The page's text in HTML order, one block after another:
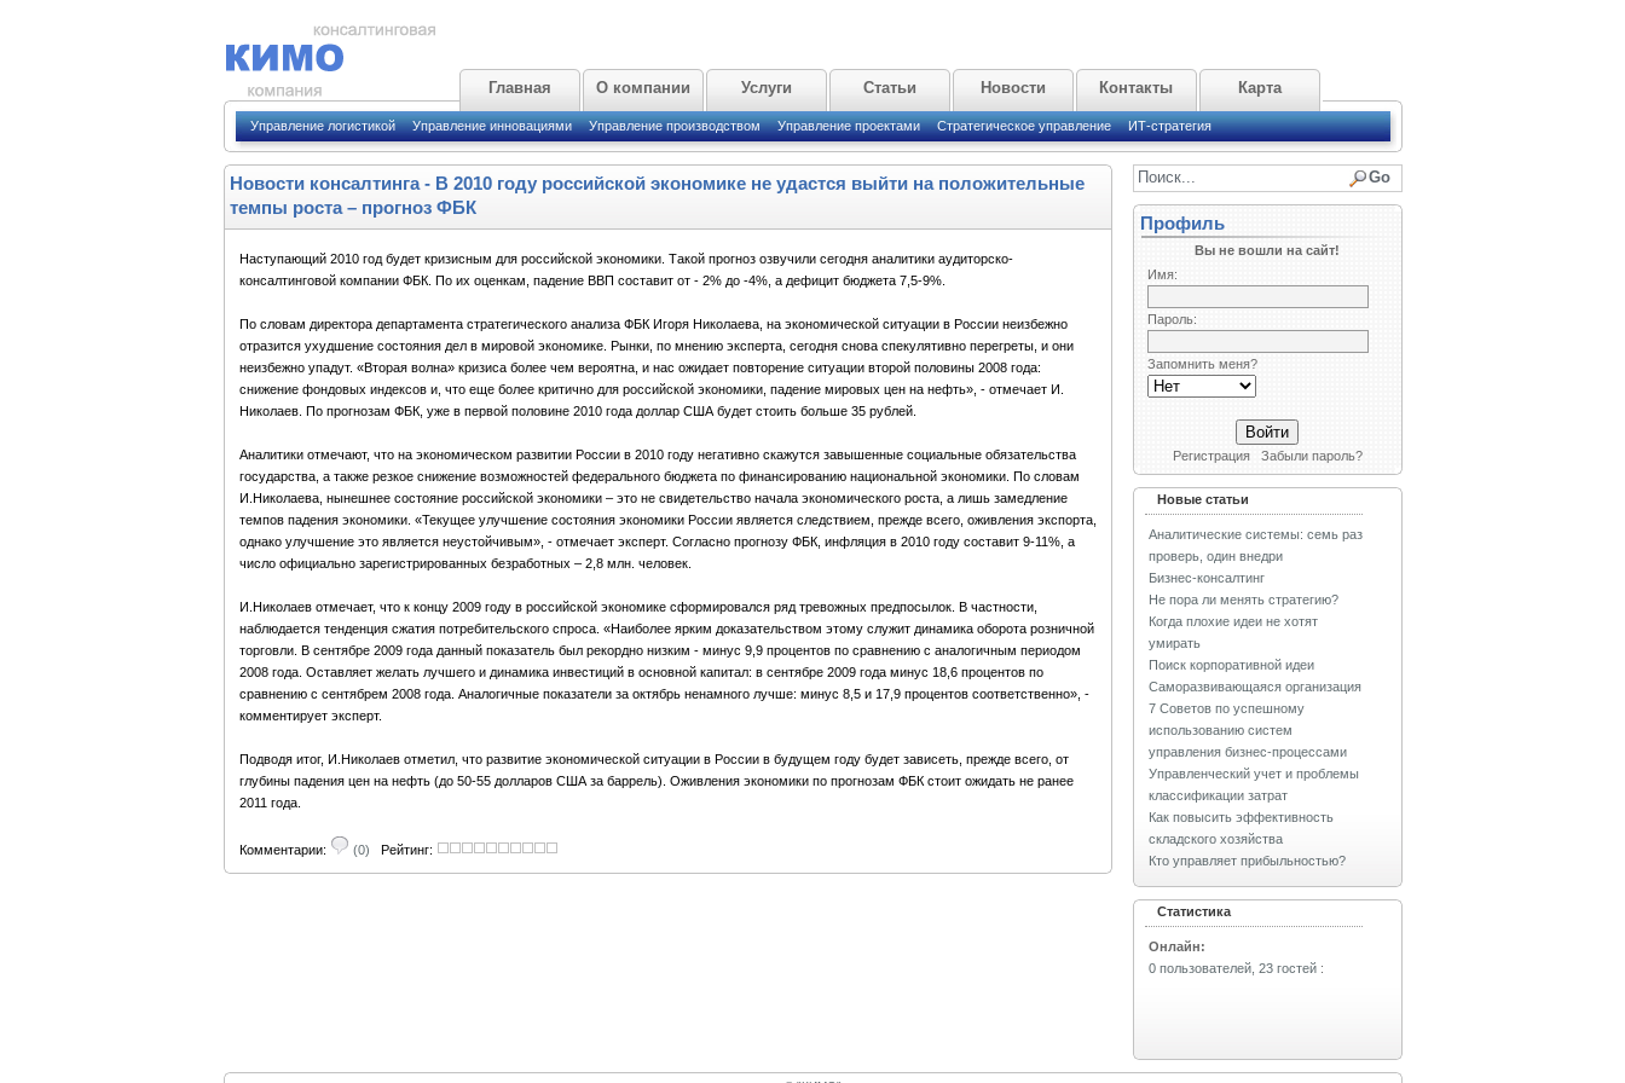
Главная О компании Услуги Статьи Новости Контакты Карта
Управление логистикой Управление инновациями Управление производством Управление проектами Стратегическое управление ИТ-стратегия
Новости консалтинга- В 2010 году российской экономике не удастся выйти на положительные
темпы роста – прогноз ФБК
Наступающий 2010 год будет кризисным для российской экономики. Такой прогноз озвучили сегодня аналитики аудиторско-
консалтинговой компании ФБК. По их оценкам, падение ВВП составит от - 2% до -4%, а дефицит бюджета 7,5-9%.
По словам директора департамента стратегического анализа ФБК Игоря Николаева, на экономической ситуации в России неизбежно
отразится ухудшение состояния дел в мировой экономике. Рынки, по мнению эксперта, сегодня снова спекулятивно перегреты, и они
неизбежно упадут. «Вторая волна» кризиса более чем вероятна, и нас ожидает повторение ситуации второй половины 2008 года:
снижение фондовых индексов и, что еще более критично для российской экономики, падение мировых цен на нефть», - отмечает И.
Николаев. По прогнозам ФБК, уже в первой половине 2010 года доллар США будет стоить больше 35 рублей.
Аналитики отмечают, что на экономическом развитии России в 2010 году негативно скажутся завышенные социальные обязательства
государства, а также резкое снижение возможностей федерального бюджета по финансированию национальной экономики. По словам
И.Николаева, нынешнее состояние российской экономики – это не свидетельство начала экономического роста, а лишь замедление
темпов падения экономики. «Текущее улучшение состояния экономики России является следствием, прежде всего, оживления экспорта,
однако улучшение это является неустойчивым», - отмечает эксперт. Согласно прогнозу ФБК, инфляция в 2010 году составит 9-11%, а
число официально зарегистрированных безработных – 2,8 млн. человек.
И.Николаев отмечает, что к концу 2009 году в российской экономике сформировался ряд тревожных предпосылок. В частности,
наблюдается тенденция сжатия потребительского спроса. «Наиболее ярким доказательством этому служит динамика оборота розничной
торговли. В сентябре 2009 года данный показатель был рекордно низким - минус 9,9 процентов по сравнению с аналогичным периодом
2008 года. Оставляет желать лучшего и динамика инвестиций в основной капитал: в сентябре 2009 года минус 18,6 процентов по
сравнению с сентябрем 2008 года. Аналогичные показатели за октябрь ненамного лучше: минус 8,5 и 17,9 процентов соответственно», -
комментирует эксперт.
Подводя итог, И.Николаев отметил, что развитие экономической ситуации в России в будущем году будет зависеть, прежде всего, от
глубины падения цен на нефть (до 50-55 долларов США за баррель). Оживления экономики по прогнозам ФБК стоит ожидать не ранее
2011 года.
Комментарии: (0) Рейтинг:
Профиль
Вы не вошли на сайт!
Имя:
Пароль:
Запомнить меня?
Регистрация Забыли пароль?
Новые статьи
Аналитические системы: семь раз
проверь, один внедри
Бизнес-консалтинг
Не пора ли менять стратегию?
Когда плохие идеи не хотят
умирать
Поиск корпоративной идеи
Саморазвивающаяся организация
7 Советов по успешному
использованию систем
управления бизнес-процессами
Управленческий учет и проблемы
классификации затрат
Как повысить эффективность
складского хозяйства
Кто управляет прибыльностью?
Статистика
Онлайн:
0 пользователей, 23 гостей: